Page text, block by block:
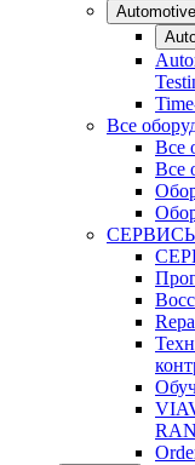
Все
Все
Все